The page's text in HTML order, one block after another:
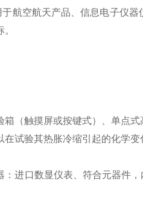
航空航天产品、信息电子仪
（触摸屏或按键式）、单点
试验其热胀冷缩引起的化学
：进口数显仪表、符合元器件